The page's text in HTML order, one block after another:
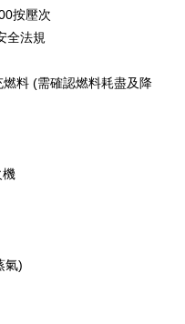
按壓次
全法規
料 (需確認燃料耗盡及降
機
氣)